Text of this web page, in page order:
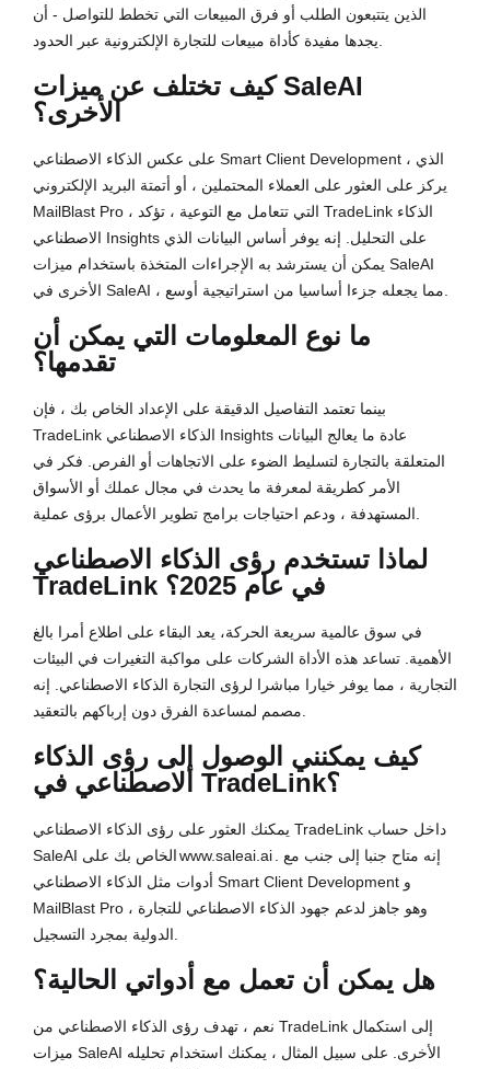
الذين يتتبعون الطلب أو فرق المبيعات التي تخطط للتواصل - أن
يجدها مفيدة كأداة مبيعات للتجارة الإلكترونية عبر الحدود.
كيف تختلف عن ميزات SaleAI
الأخرى؟
على عكس الذكاء الاصطناعي Smart Client Development ، الذي
يركز على العثور على العملاء المحتملين ، أو أتمتة البريد الإلكتروني
MailBlast Pro ، التي تتعامل مع التوعية ، تؤكد TradeLink الذكاء
الاصطناعي Insights على التحليل. إنه يوفر أساس البيانات الذي
يمكن أن يسترشد به الإجراءات المتخذة باستخدام ميزات SaleAI
الأخرى في SaleAI ، مما يجعله جزءا أساسيا من استراتيجية أوسع.
ما نوع المعلومات التي يمكن أن
تقدمها؟
بينما تعتمد التفاصيل الدقيقة على الإعداد الخاص بك ، فإن
TradeLink الذكاء الاصطناعي Insights عادة ما يعالج البيانات
المتعلقة بالتجارة لتسليط الضوء على الاتجاهات أو الفرص. فكر في
الأمر كطريقة لمعرفة ما يحدث في مجال عملك أو الأسواق
المستهدفة ، ودعم احتياجات برامج تطوير الأعمال برؤى عملية.
لماذا تستخدم رؤى الذكاء الاصطناعي
TradeLink في عام 2025؟
في سوق عالمية سريعة الحركة، يعد البقاء على اطلاع أمرا بالغ
الأهمية. تساعد هذه الأداة الشركات على مواكبة التغيرات في البيئات
التجارية ، مما يوفر خيارا مباشرا لرؤى التجارة الذكاء الاصطناعي. إنه
مصمم لمساعدة الفرق دون إرباكهم بالتعقيد.
كيف يمكنني الوصول إلى رؤى الذكاء
الاصطناعي في TradeLink؟
يمكنك العثور على رؤى الذكاء الاصطناعي TradeLink داخل حساب
SaleAI الخاص بك علىwww.saleai.ai. إنه متاح جنبا إلى جنب مع
أدوات مثل الذكاء الاصطناعي Smart Client Development و
MailBlast Pro ، وهو جاهز لدعم جهود الذكاء الاصطناعي للتجارة
الدولية بمجرد التسجيل.
هل يمكن أن تعمل مع أدواتي الحالية؟
نعم ، تهدف رؤى الذكاء الاصطناعي من TradeLink إلى استكمال
ميزات SaleAI الأخرى. على سبيل المثال ، يمكنك استخدام تحليله